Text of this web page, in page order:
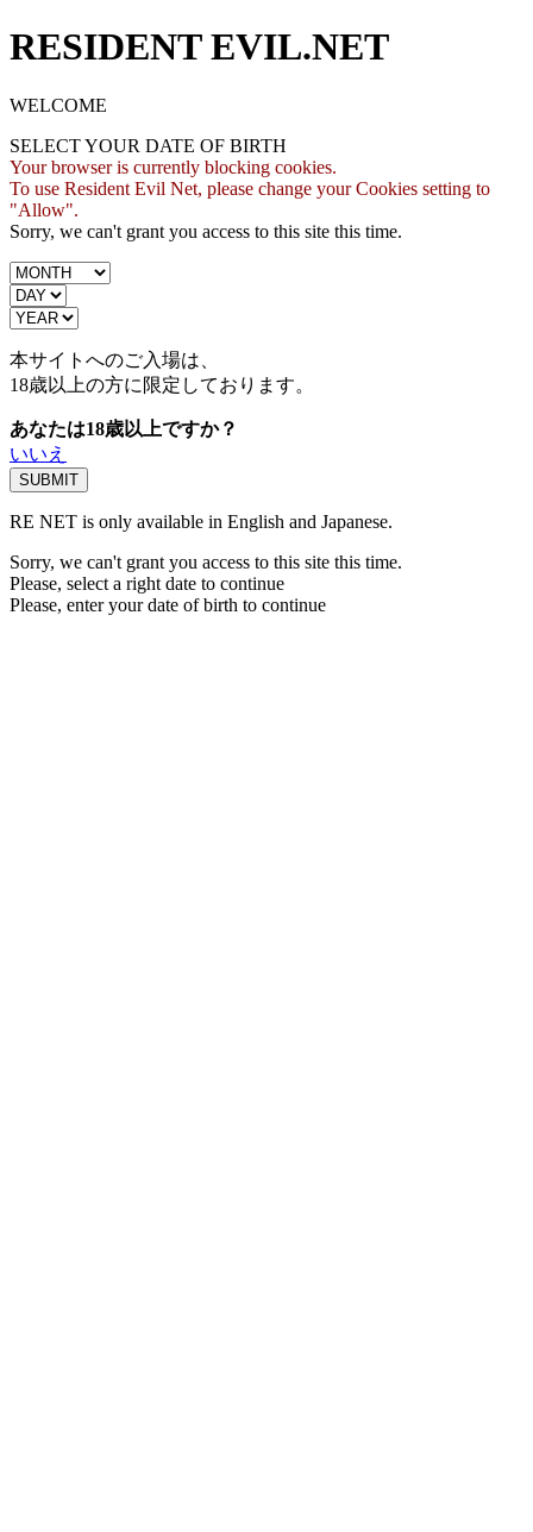
RESIDENT EVIL.NET
WELCOME
SELECT YOUR DATE OF BIRTH
Your browser is currently blocking cookies.
To use Resident Evil Net, please change your Cookies setting to
"Allow".
Sorry, we can't grant you access to this site this time.
本サイトへのご入場は、
18歳以上の方に限定しております。
あなたは18歳以上ですか？
いいえ
RE NET is only available in English and Japanese.
Sorry, we can't grant you access to this site this time.
Please, select a right date to continue
Please, enter your date of birth to continue